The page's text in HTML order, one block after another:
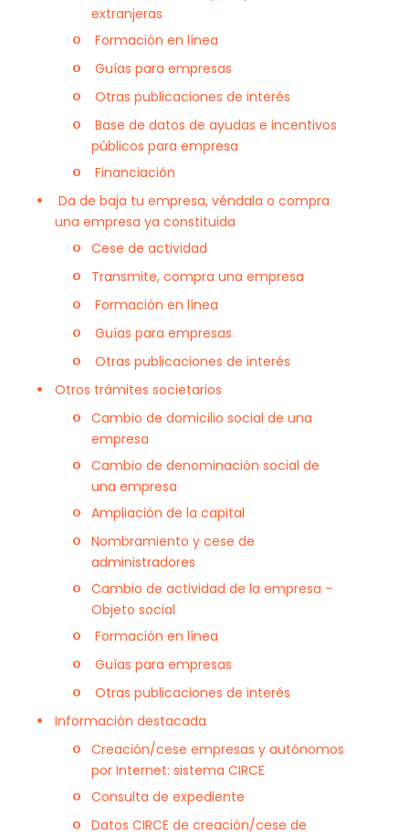
extranjeras
Formación en línea
Guías para empresas
Otras publicaciones de interés
Base de datos de ayudas e incentivos
públicos para empresa
Financiación
Da de baja tu empresa, véndala o compra
una empresa ya constituida
Cese de actividad
Transmite, compra una empresa
Formación en línea
Guías para empresas
Otras publicaciones de interés
Otros trámites societarios
Cambio de domicilio social de una
empresa
Cambio de denominación social de
una empresa
Ampliación de la capital
Nombramiento y cese de
administradores
Cambio de actividad de la empresa -
Objeto social
Formación en línea
Guías para empresas
Otras publicaciones de interés
Información destacada
Creación/cese empresas y autónomos
por Internet: sistema CIRCE
Consulta de expediente
Datos CIRCE de creación/cese de